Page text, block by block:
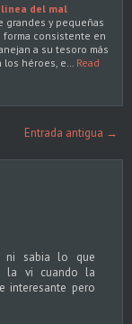
línea del mal
grandes y pequeñas
consistente en
a su tesoro más
héroes, e…
Read
Entrada antigua →
ni sabia lo que
la vi cuando la
interesante pero